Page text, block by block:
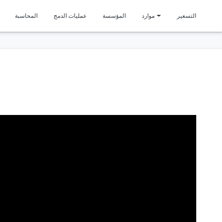
المحاسبة عمليات الدمج المؤسسة موارد التسعير